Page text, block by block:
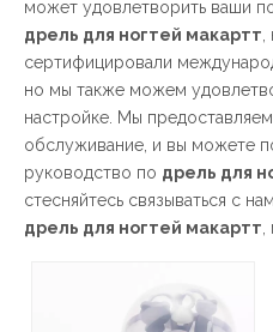
может удовлетворить ваши
дрель для ногтей макартт
сертифицировали
но мы также можем
настройке. Мы
обслуживание, и вы можете
руководство по дрель для
стесняйтесь связываться с
дрель для ногтей макартт